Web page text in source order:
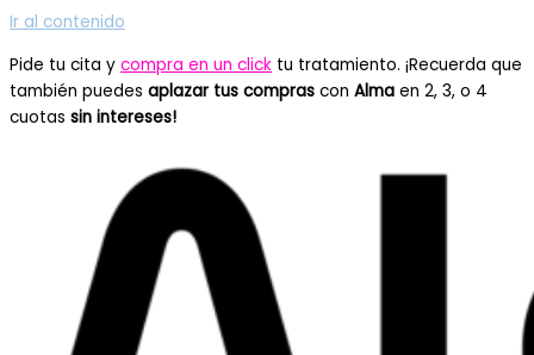
Ir al contenido
Pide tu cita y compra en un click tu tratamiento. ¡Recuerda que
también puedes aplazar tus compras con Alma en 2, 3, o 4
cuotas sin intereses!